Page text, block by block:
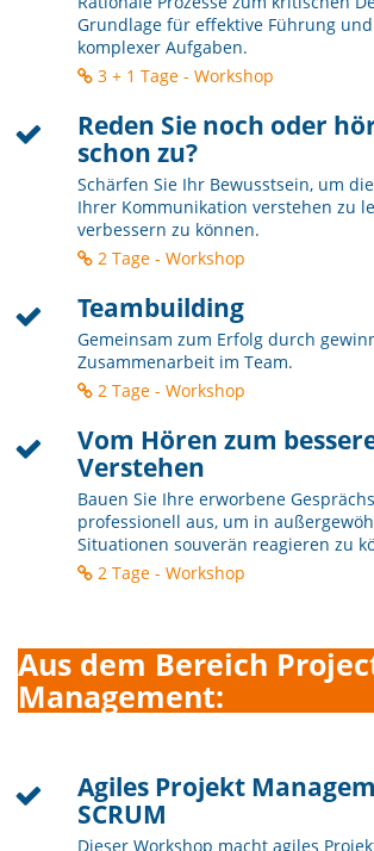
Grundlage für effektive Führung und
komplexer Aufgaben.
3 + 1 Tage - Workshop
Reden Sie noch oder
schon zu?
Schärfen Sie Ihr Bewusstsein, um
Ihrer Kommunikation verstehen zu
verbessern zu können.
2 Tage - Workshop
Teambuilding
Gemeinsam zum Erfolg durch
Zusammenarbeit im Team.
2 Tage - Workshop
Vom Hören zum
Verstehen
Bauen Sie Ihre erworbene
professionell aus, um in
Situationen souverän reagieren zu
2 Tage - Workshop
Aus dem Bereich
Management:
Agiles Projekt
SCRUM
Dieser Workshop macht agiles